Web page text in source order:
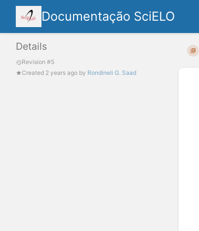
Documentação SciELO
Details
Revision #5
Created 2 years ago by Rondineli G. Saad